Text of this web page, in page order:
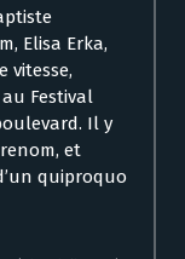
Elisa Erka,
vitesse,
Festival
Il y
et
quiproquo